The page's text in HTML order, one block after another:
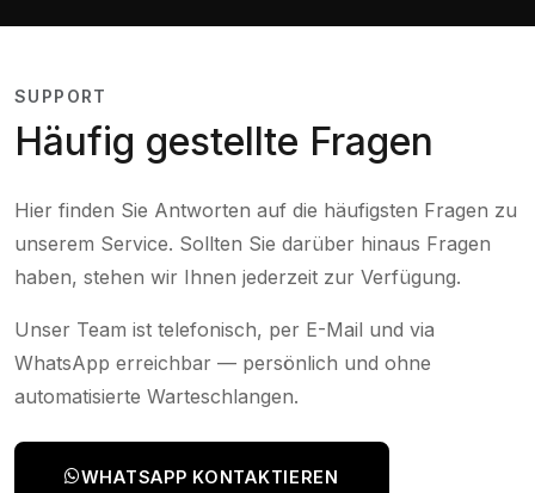
SUPPORT
Häufig gestellte Fragen
Hier finden Sie Antworten auf die häufigsten Fragen zu
unserem Service. Sollten Sie darüber hinaus Fragen
haben, stehen wir Ihnen jederzeit zur Verfügung.
Unser Team ist telefonisch, per E-Mail und via
WhatsApp erreichbar — persönlich und ohne
automatisierte Warteschlangen.
WHATSAPP KONTAKTIEREN